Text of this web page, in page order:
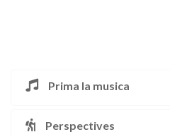
Prima la musica
Perspectives